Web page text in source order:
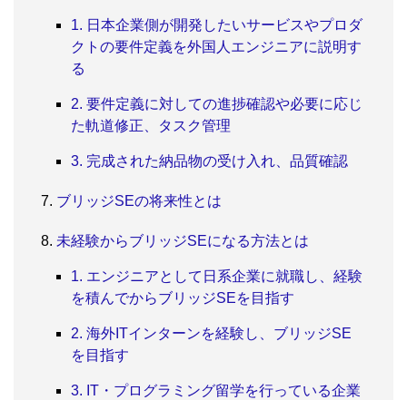
1. 日本企業側が開発したいサービスやプロダ
クトの要件定義を外国人エンジニアに説明す
る
2. 要件定義に対しての進捗確認や必要に応じ
た軌道修正、タスク管理
3. 完成された納品物の受け入れ、品質確認
ブリッジSEの将来性とは
未経験からブリッジSEになる方法とは
1. エンジニアとして日系企業に就職し、経験
を積んでからブリッジSEを目指す
2. 海外ITインターンを経験し、ブリッジSE
を目指す
3. IT・プログラミング留学を行っている企業